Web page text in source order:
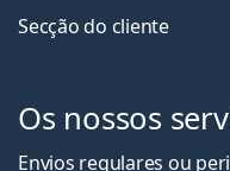
Secção do cliente
Os nossos
Envios regulares ou